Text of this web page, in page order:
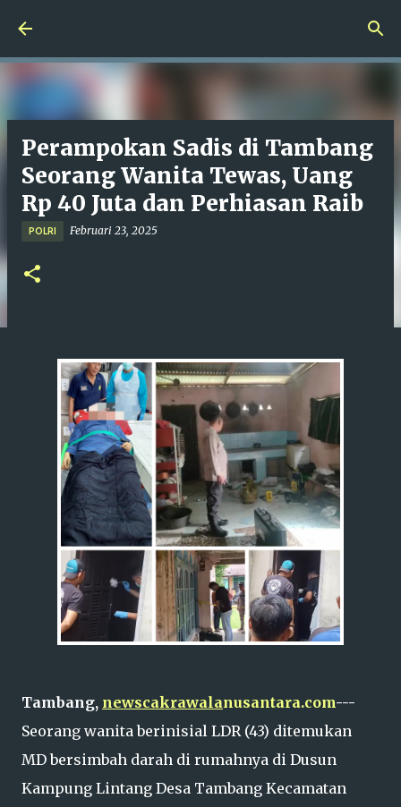
Perampokan Sadis di Tambang
Seorang Wanita Tewas, Uang
Rp 40 Juta dan Perhiasan Raib
POLRI Februari 23, 2025
Tambang, newscakrawalanusantara.com---
Seorang wanita berinisial LDR (43) ditemukan
MD bersimbah darah di rumahnya di Dusun
Kampung Lintang Desa Tambang Kecamatan